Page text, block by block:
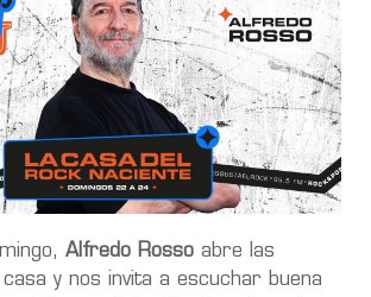
Alfredo Rosso abre las
y nos invita a escuchar buena